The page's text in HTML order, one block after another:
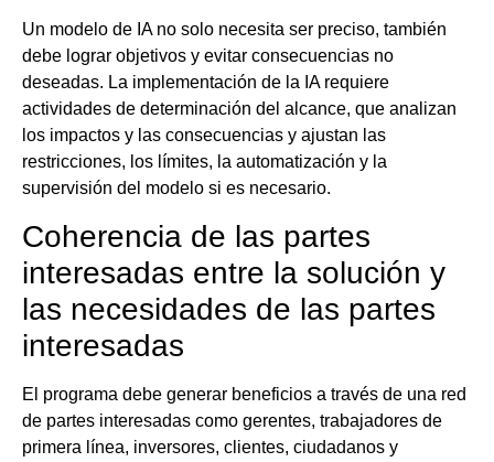
Un modelo de IA no solo necesita ser preciso, también
debe lograr objetivos y evitar consecuencias no
deseadas. La implementación de la IA requiere
actividades de determinación del alcance, que analizan
los impactos y las consecuencias y ajustan las
restricciones, los límites, la automatización y la
supervisión del modelo si es necesario.
Coherencia de las partes
interesadas entre la solución y
las necesidades de las partes
interesadas
El programa debe generar beneficios a través de una red
de partes interesadas como gerentes, trabajadores de
primera línea, inversores, clientes, ciudadanos y